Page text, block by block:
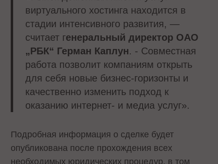
виртуального хостинга находится в
стадии интенсивного развития, —
считает генеральный директор ОАО
„РБК“ Герман Каплун. - Совместная
работа позволит компаниям открыть
для себя новые бизнес-горизонты и
качественно изменить подход к
оказанию интернет- и медиа услуг».
Подробная информация о сделке будет
опубликована после прохождения всех
необходимых юридических процедур, в том